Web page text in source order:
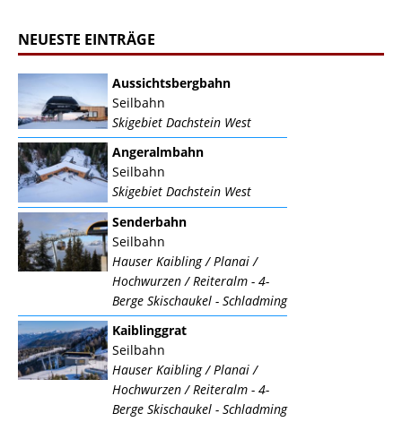
NEUESTE EINTRÄGE
Aussichtsbergbahn
Seilbahn
Skigebiet Dachstein West
Angeralmbahn
Seilbahn
Skigebiet Dachstein West
Senderbahn
Seilbahn
Hauser Kaibling / Planai /
Hochwurzen / Reiteralm - 4-
Berge Skischaukel - Schladming
Kaiblinggrat
Seilbahn
Hauser Kaibling / Planai /
Hochwurzen / Reiteralm - 4-
Berge Skischaukel - Schladming